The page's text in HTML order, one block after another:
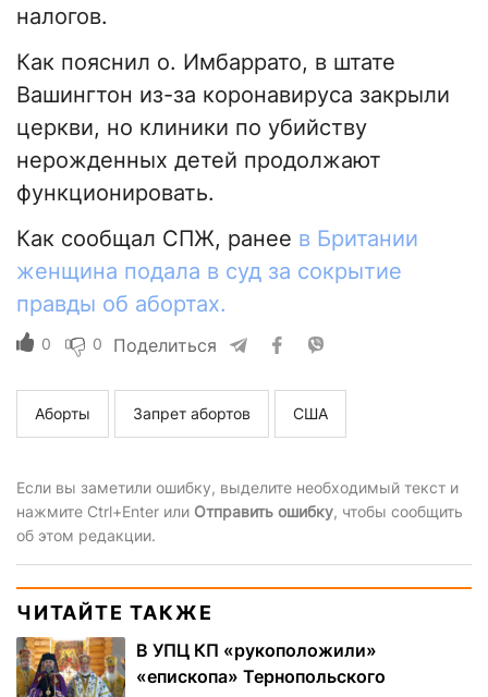
налогов.
Как пояснил о. Имбаррато, в штате
Вашингтон из-за коронавируса закрыли
церкви, но клиники по убийству
нерожденных детей продолжают
функционировать.
Как сообщал СПЖ, ранее в Британии
женщина подала в суд за сокрытие
правды об абортах.
0 0 Поделиться
Аборты Запрет абортов США
Если вы заметили ошибку, выделите необходимый текст и
нажмите Ctrl+Enter или Отправить ошибку, чтобы сообщить
об этом редакции.
ЧИТАЙТЕ ТАКЖЕ
В УПЦ КП «рукоположили»
«епископа» Тернопольского